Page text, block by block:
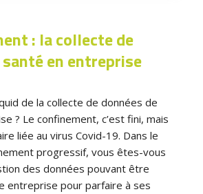
: la collecte de
en entreprise
de la collecte de données de
? Le confinement, c’est fini, mais
liée au virus Covid-19. Dans le
progressif, vous êtes-vous
des données pouvant être
entreprise pour parfaire à ses